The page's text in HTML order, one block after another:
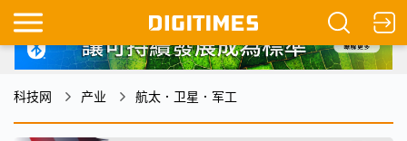
科技网 产业 航太．卫星．军工